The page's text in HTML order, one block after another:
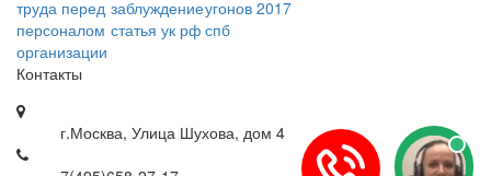
Контакты
г.Москва, Улица Шухова, дом 4